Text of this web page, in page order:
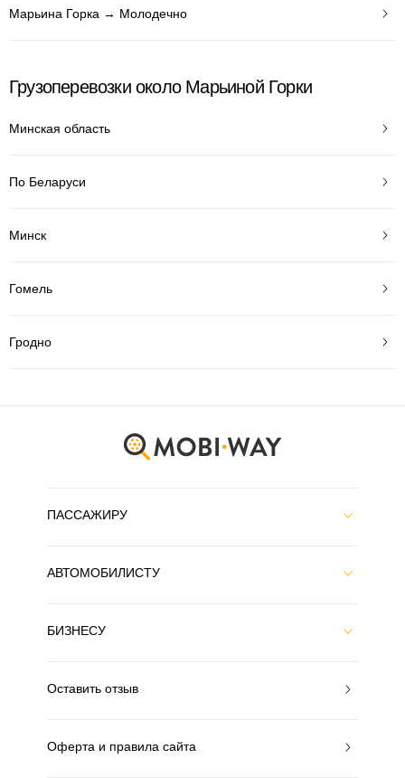
Марьина Горка → Молодечно
Грузоперевозки около Марьиной Горки
Минская область
По Беларуси
Минск
Гомель
Гродно
ПАССАЖИРУ
АВТОМОБИЛИСТУ
БИЗНЕСУ
Оставить отзыв
Оферта и правила сайта